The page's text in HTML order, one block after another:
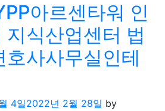
아르센타워 인
지식산업센터 법
호사사무실인테
4일2022년 2월 28일 by